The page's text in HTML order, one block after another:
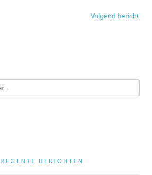
Volgend bericht
RECENTE BERICHTEN